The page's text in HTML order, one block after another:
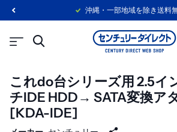
沖縄・一部地域を除き送料
これdo台シリーズ用 2.5イ
チIDE HDD→ SATA変換ア
[KDA-IDE]